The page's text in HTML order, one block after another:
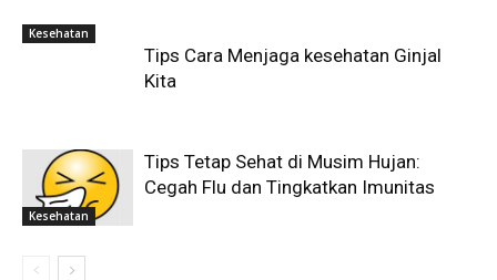
Kesehatan
Tips Cara Menjaga kesehatan Ginjal
Kita
Kesehatan
Tips Tetap Sehat di Musim Hujan:
Cegah Flu dan Tingkatkan Imunitas